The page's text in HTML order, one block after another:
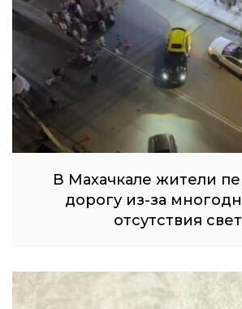
В Махачкале жители
дорогу из-за
отсутствия